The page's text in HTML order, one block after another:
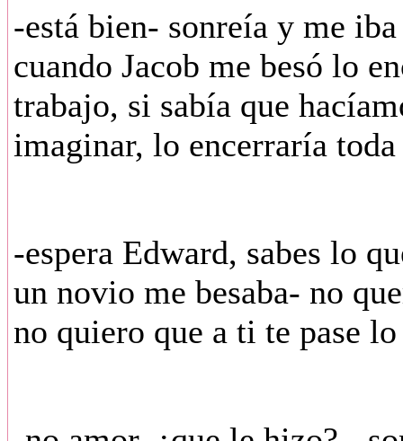
-está bien- sonreía y me
cuando Jacob me besó lo
trabajo, si sabía que
imaginar, lo encerraría
-espera Edward, sabes lo
un novio me besaba- no
no quiero que a ti te pase